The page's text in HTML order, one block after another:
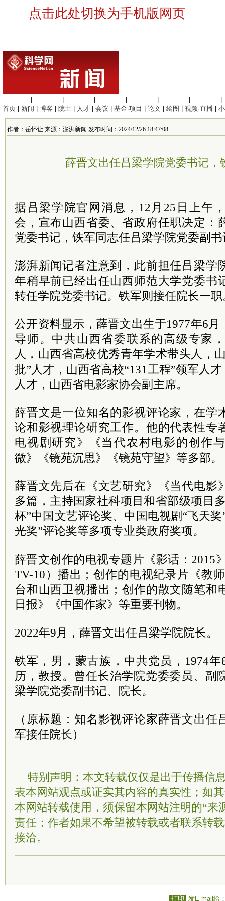
点击此处切换为手机版网页
首页
新闻 博客 院士 人才 会议 基金·项目 论文 绘图 视频·直播
作者：岳怀让 来源：澎湃新闻 发布时间：2024/12/26 18:47:08
薛晋文出任吕梁学院党委书记，
据吕梁学院官网消息，12月25日上午
会，宣布山西省委、省政府任职决定：
党委书记 ，铁军同志任吕梁学院党委副
澎湃新闻记者注意到，此前担任吕梁学
年稍早前已经出任山西师范大学党委书
转任学院党委书记。铁军则接任院长一职
公开资料显示，薛晋文出生于1977年6
导师。 中共山西省委联系的高级专家
人，山西省高校优秀青年学术带头人，
批”人才，山西省高校“131工程”领军人
人才，山西省电影家协会副 主席。
薛晋文是一位知名的影视评论家，在学
论和影视理论研究工作。他的代表性专
电视剧研究》《当代农村电影的创作
微》《镜苑沉思》《镜苑守望》等多部。
薛晋文先后在《文艺研究》《当代电影
多篇，主持国家社科项目和省部级项目
杯”中国文艺评论奖、中国电视剧“飞天
光奖”评论奖等多项专业类政府奖项。
薛晋文创作的电视专题片《影话：2015
TV-10）播出；创作的电视纪录片《教
台和山西卫视播出；创作的散文随笔和
日报》《中国作家》等重要刊物。
2022年9月，薛晋文出任吕梁学院院长。
铁军，男，蒙古族，中共党员 ，1974
历，教授。曾任长治学院党委委员、副
梁学院党委副书记、院长。
（原标题：知名影视评论家薛晋文出
军接任院长）
特别声明：本文转载仅仅是出于传播信
表本网站观点或证实其内容的真实性；如
本网站转载使用，须保留本网站注明的“来
责任；作者如果不希望被转载或者联系转
接洽。
打印 发E-mail给